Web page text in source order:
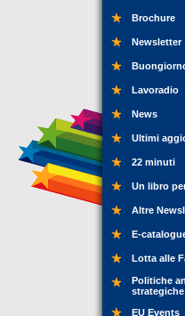
Brochure
Newsletter
Lavoradio
News
Ultimi
22 minuti
Un libro
Altre
E-
Lotta alle
Politiche
strategiche
EU Events